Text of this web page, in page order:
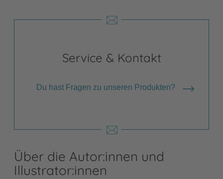
Service & Kontakt
Du hast Fragen zu unseren Produkten?
Über die Autor:innen und
Illustrator:innen